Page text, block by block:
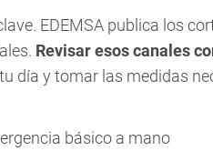
EDEMSA publica los
Revisar esos canales
día y tomar las medidas
básico a mano